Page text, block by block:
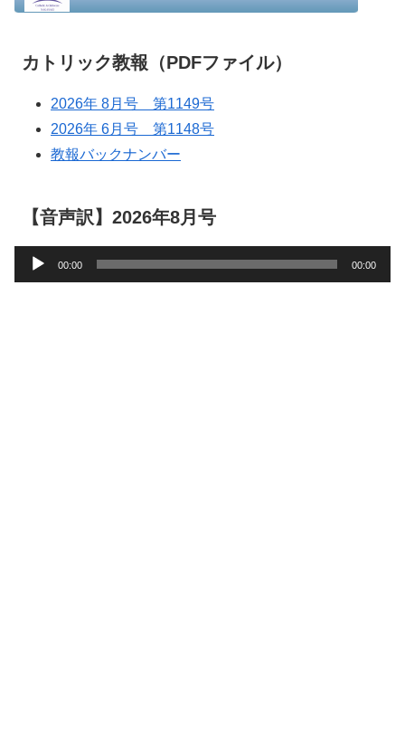
カトリック教報（PDFファイル）
2026年 8月号 第1149号
2026年 6月号 第1148号
教報バックナンバー
【音声訳】2026年8月号
声
00:00 00:00